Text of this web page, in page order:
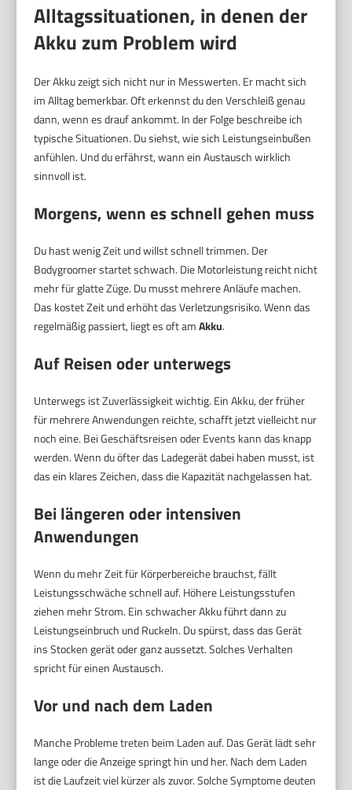
Alltagssituationen, in denen der
Akku zum Problem wird
Der Akku zeigt sich nicht nur in Messwerten. Er macht sich
im Alltag bemerkbar. Oft erkennst du den Verschleiß genau
dann, wenn es drauf ankommt. In der Folge beschreibe ich
typische Situationen. Du siehst, wie sich Leistungseinbußen
anfühlen. Und du erfährst, wann ein Austausch wirklich
sinnvoll ist.
Morgens, wenn es schnell gehen muss
Du hast wenig Zeit und willst schnell trimmen. Der
Bodygroomer startet schwach. Die Motorleistung reicht nicht
mehr für glatte Züge. Du musst mehrere Anläufe machen.
Das kostet Zeit und erhöht das Verletzungsrisiko. Wenn das
regelmäßig passiert, liegt es oft amAkku.
Auf Reisen oder unterwegs
Unterwegs ist Zuverlässigkeit wichtig. Ein Akku, der früher
für mehrere Anwendungen reichte, schafft jetzt vielleicht nur
noch eine. Bei Geschäftsreisen oder Events kann das knapp
werden. Wenn du öfter das Ladegerät dabei haben musst, ist
das ein klares Zeichen, dass die Kapazität nachgelassen hat.
Bei längeren oder intensiven
Anwendungen
Wenn du mehr Zeit für Körperbereiche brauchst, fällt
Leistungsschwäche schnell auf. Höhere Leistungsstufen
ziehen mehr Strom. Ein schwacher Akku führt dann zu
Leistungseinbruch und Ruckeln. Du spürst, dass das Gerät
ins Stocken gerät oder ganz aussetzt. Solches Verhalten
spricht für einen Austausch.
Vor und nach dem Laden
Manche Probleme treten beim Laden auf. Das Gerät lädt sehr
lange oder die Anzeige springt hin und her. Nach dem Laden
ist die Laufzeit viel kürzer als zuvor. Solche Symptome deuten